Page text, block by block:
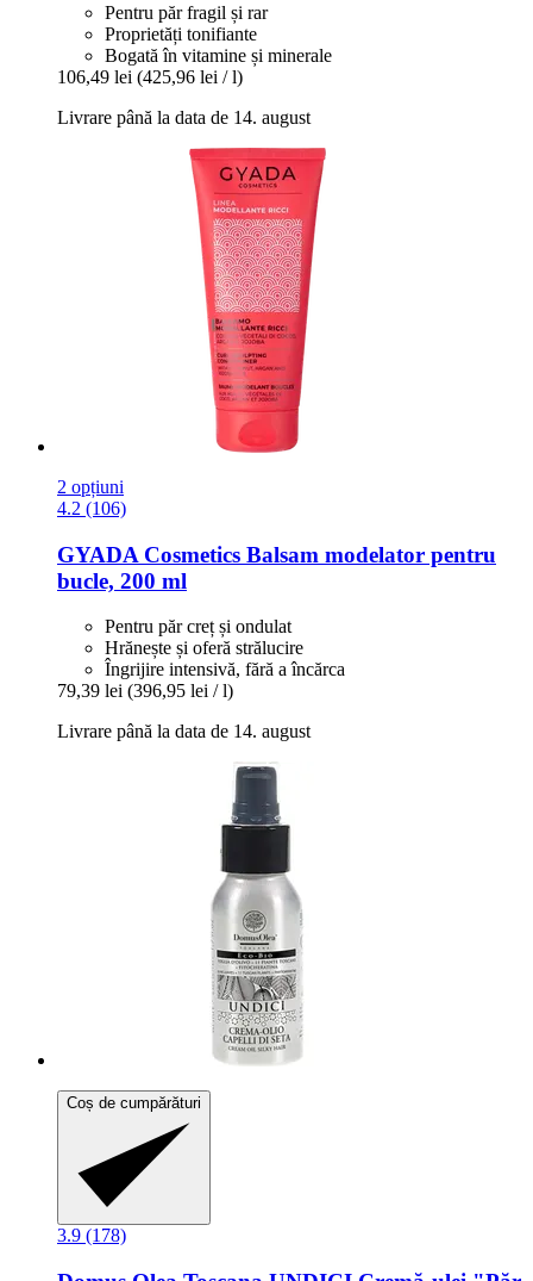
Pentru păr fragil și rar
Proprietăți tonifiante
Bogată în vitamine și minerale
106,49 lei (425,96 lei / l)
Livrare până la data de 14. august
2 opțiuni
4.2 (106)
GYADA Cosmetics Balsam modelator pentru
bucle, 200 ml
Pentru păr creț și ondulat
Hrănește și oferă strălucire
Îngrijire intensivă, fără a încărca
79,39 lei (396,95 lei / l)
Livrare până la data de 14. august
Coș de cumpărături
3.9 (178)